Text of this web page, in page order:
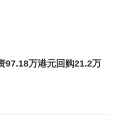
97.18万港元回购21.2万